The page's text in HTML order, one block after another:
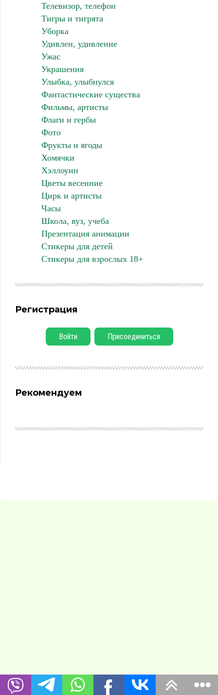
Телевизор, телефон
Тигры и тигрята
Уборка
Удивлен, удивление
Ужас
Украшения
Улыбка, улыбнулся
Фантастические существа
Фильмы, артисты
Флаги и гербы
Фото
Фрукты и ягоды
Хомячки
Хэллоуин
Цветы весенние
Цирк и артисты
Часы
Школа, вуз, учеба
Презентация анимации
Стикеры для детей
Стикеры для взрослых 18+
Регистрация
Войти Присоединиться
Рекомендуем